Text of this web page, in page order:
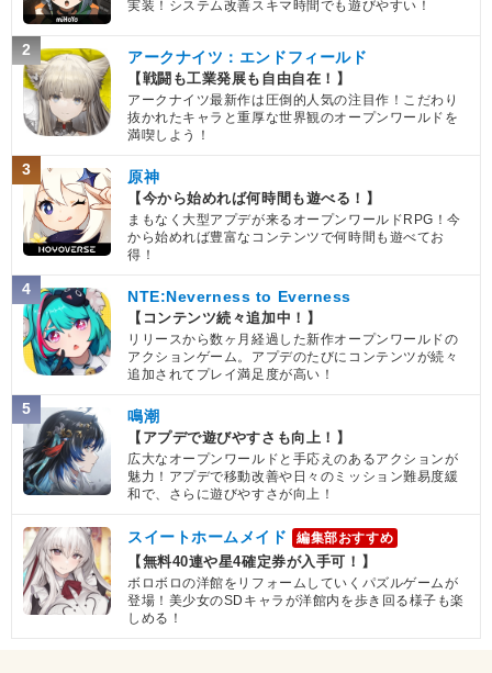
実装！システム改善スキマ時間でも遊びやすい！
2 アークナイツ：エンドフィールド
【戦闘も工業発展も自由自在！】
アークナイツ最新作は圧倒的人気の注目作！こだわり
抜かれたキャラと重厚な世界観のオープンワールドを
満喫しよう！
3 原神
【今から始めれば何時間も遊べる！】
まもなく大型アプデが来るオープンワールドRPG！今
から始めれば豊富なコンテンツで何時間も遊べてお
得！
4 NTE:Neverness to Everness
【コンテンツ続々追加中！】
リリースから数ヶ月経過した新作オープンワールドの
アクションゲーム。アプデのたびにコンテンツが続々
追加されてプレイ満足度が高い！
5 鳴潮
【アプデで遊びやすさも向上！】
広大なオープンワールドと手応えのあるアクションが
魅力！アプデで移動改善や日々のミッション難易度緩
和で、さらに遊びやすさが向上！
スイートホームメイド 編集部おすすめ
【無料40連や星4確定券が入手可！】
ボロボロの洋館をリフォームしていくパズルゲームが
登場！美少女のSDキャラが洋館内を歩き回る様子も楽
しめる！